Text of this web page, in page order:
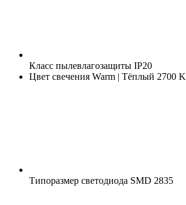
Класс пылевлагозащиты IP20
Цвет свечения Warm | Тёплый 2700 K
Типоразмер светодиода SMD 2835